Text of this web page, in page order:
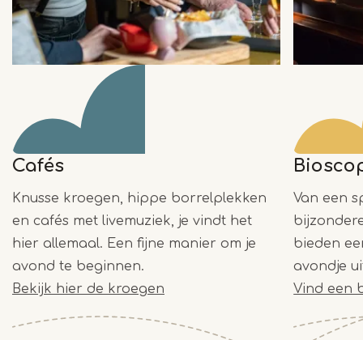
Cafés
Knusse kroegen, hippe borrelplekken
en cafés met livemuziek, je vindt het
hier allemaal. Een fijne manier om je
avond te beginnen.
Bekijk hier de kroegen
Van een
bieden
avondje
Vind een